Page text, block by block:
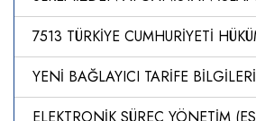
YENİ BAĞLAYICI TARİFE BİLGİLERİ